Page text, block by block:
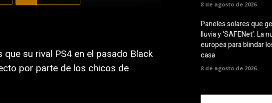
su rival PS4 en el pasado Black
por parte de los chicos de
8 de agosto de 2026
Paneles solares que
lluvia y ‘SAFENet’: La
europea para blindar
casa
8 de agosto de 2026